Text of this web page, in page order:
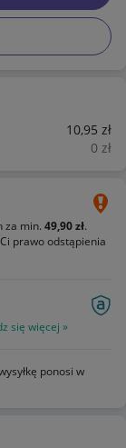
10,95 zł
0 zł
za min. 49,90 zł.
prawo odstąpienia
się więcej »
ponosi w